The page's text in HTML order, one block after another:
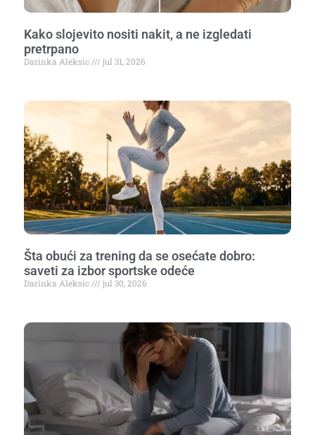
Kako slojevito nositi nakit, a ne izgledati
pretrpano
Darinka Aleksic jul 31, 2026
Šta obući za trening da se osećate dobro:
saveti za izbor sportske odeće
Darinka Aleksic jul 30, 2026